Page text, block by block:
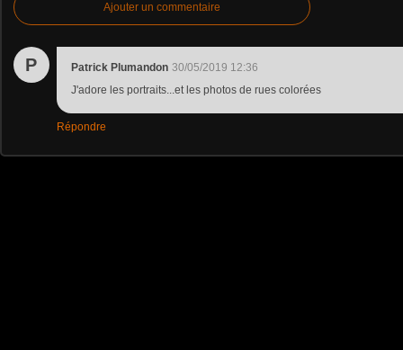
Ajouter un commentaire
P Patrick Plumandon 30/05/2019 12:36
J'adore les portraits...et les photos de rues colorées
Répondre